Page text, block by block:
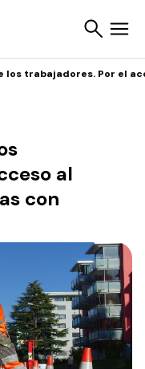
los trabajadores. Por el
al
con